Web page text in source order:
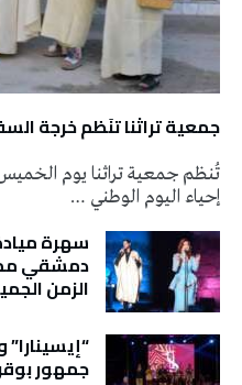
جمعية تراثنا تنَظم خرجة السفساري
إحياء اليوم الوطني …
سهرة
دمشقي
الزمن
جمهور